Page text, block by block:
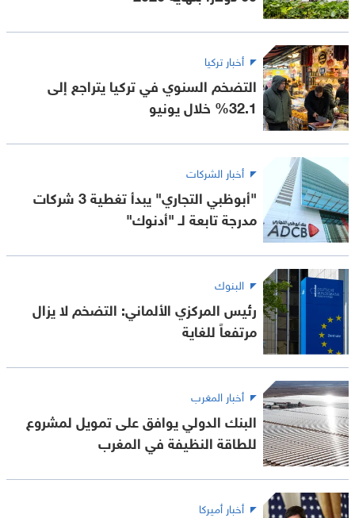
أخبار تركيا
التضخم السنوي في تركيا يتراجع إلى
32.1% خلال يونيو
أخبار الشركات
"أبوظبي التجاري" يبدأ تغطية 3 شركات
مدرجة تابعة لـ "أدنوك"
البنوك
رئيس المركزي الألماني: التضخم لا يزال
مرتفعاً للغاية
أخبار المغرب
البنك الدولي يوافق على تمويل لمشروع
للطاقة النظيفة في المغرب
أخبار أميركا